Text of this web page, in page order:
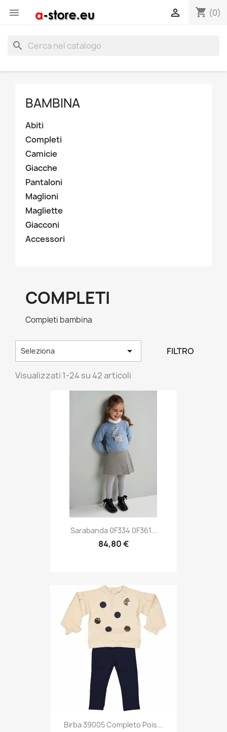
 shopping_cart (0)

search
BAMBINA
Abiti
Completi
Camicie
Giacche
Pantaloni
Maglioni
Magliette
Giacconi
Accessori
COMPLETI
Completi bambina
Seleziona  FILTRO
Visualizzati 1-24 su 42 articoli
Sarabanda 0F334 0F361...
84,80 €
Birba 39005 Completo Pois...